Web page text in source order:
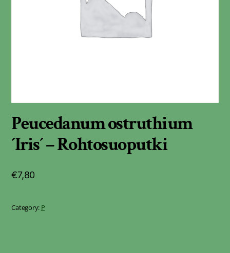
Peucedanum ostruthium
´Iris´ – Rohtosuoputki
€7,80
Category: P